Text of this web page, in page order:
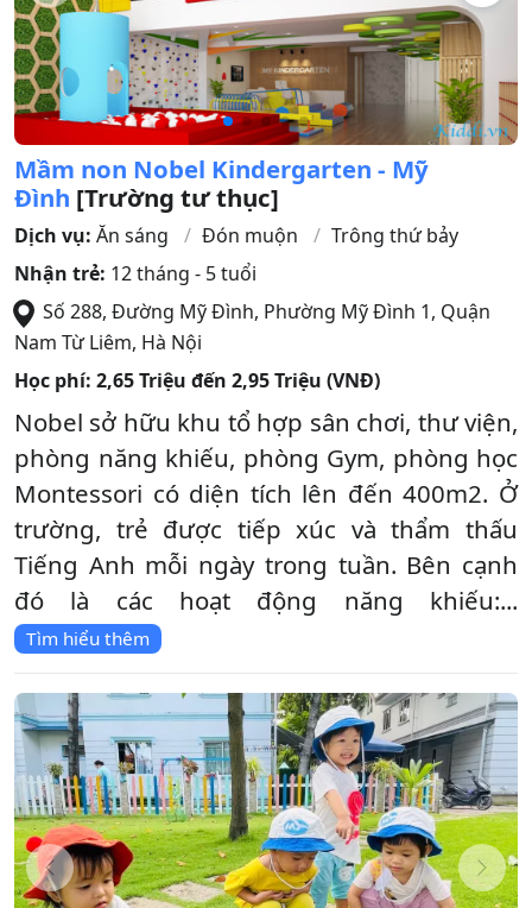
Mầm non Nobel Kindergarten - Mỹ
Đình [Trường tư thục]
Dịch vụ: Ăn sáng Đón muộn
Trông thứ bảy
Nhận trẻ: 12 tháng - 5 tuổi
Số 288, Đường Mỹ Đình, Phường Mỹ Đình 1, Quận
Nam Từ Liêm, Hà Nội
Học phí: 2,65 Triệu đến 2,95 Triệu (VNĐ)
Nobel sở hữu khu tổ hợp sân chơi, thư viện,
phòng năng khiếu, phòng Gym, phòng học
Montessori có diện tích lên đến 400m2. Ở
trường, trẻ được tiếp xúc và thẩm thấu
Tiếng Anh mỗi ngày trong tuần. Bên cạnh
đó là các hoạt động năng khiếu:...
Tìm hiểu thêm